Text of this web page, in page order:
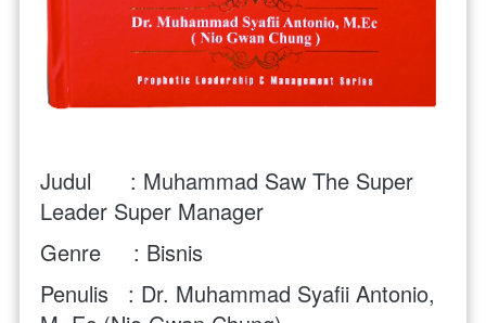
Judul      : Muhammad Saw The Super
Leader Super Manager
Genre     : Bisnis
Penulis   : Dr. Muhammad Syafii Antonio,